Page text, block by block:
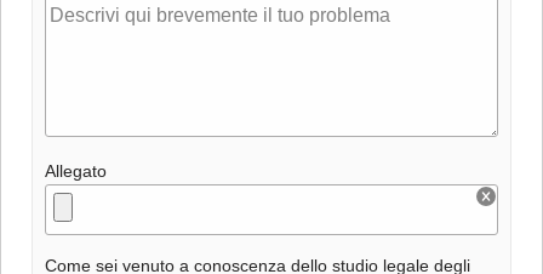
Allegato
Come sei venuto a conoscenza dello studio legale degli